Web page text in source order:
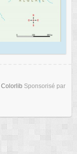
Colorlib Sponsorisé par